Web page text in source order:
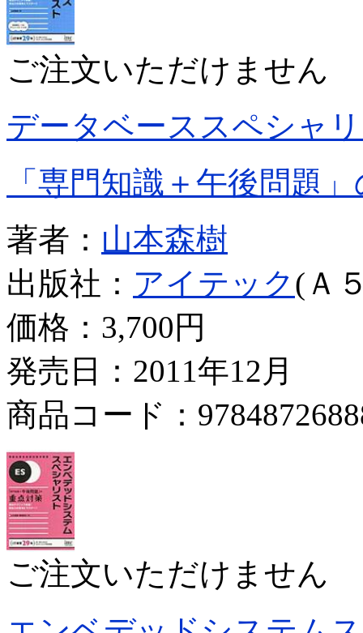
ご注文いただけません
データベーススペシャ
「専門知識＋午後問題
著者： 山本森樹
出版社： アイテック(Ａ
価格： 3,700円
発売日：2011年12月
商品コード：
ご注文いただけません